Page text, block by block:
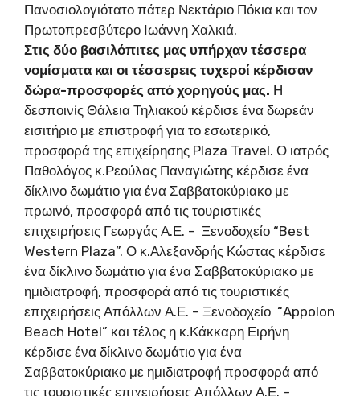
Πανοσιολογιότατο πάτερ Νεκτάριο Πόκια και τον
Πρωτοπρεσβύτερο Ιωάννη Χαλκιά.
Στις δύο βασιλόπιτες μας υπήρχαν τέσσερα
νομίσματα και οι τέσσερεις τυχεροί κέρδισαν
δώρα-προσφορές από χορηγούς μας. Η
δεσποινίς Θάλεια Τηλιακού κέρδισε ένα δωρεάν
εισιτήριο με επιστροφή για το εσωτερικό,
προσφορά της επιχείρησης Plaza Travel. Ο ιατρός
Παθολόγος κ.Ρεούλας Παναγιώτης κέρδισε ένα
δίκλινο δωμάτιο για ένα Σαββατοκύριακο με
πρωινό, προσφορά από τις τουριστικές
επιχειρήσεις Γεωργάς Α.Ε. – Ξενοδοχείο “Best
Western Plaza”. Ο κ.Αλεξανδρής Κώστας κέρδισε
ένα δίκλινο δωμάτιο για ένα Σαββατοκύριακο με
ημιδιατροφή, προσφορά από τις τουριστικές
επιχειρήσεις Απόλλων Α.Ε. – Ξενοδοχείο “Appolon
Beach Hotel” και τέλος η κ.Κάκκαρη Ειρήνη
κέρδισε ένα δίκλινο δωμάτιο για ένα
Σαββατοκύριακο με ημιδιατροφή προσφορά από
τις τουριστικές επιχειρήσεις Απόλλων Α.Ε. –